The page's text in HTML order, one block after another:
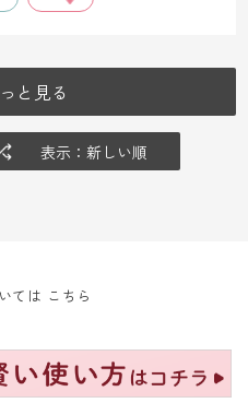
と見る
表示：新しい順
ては こちら